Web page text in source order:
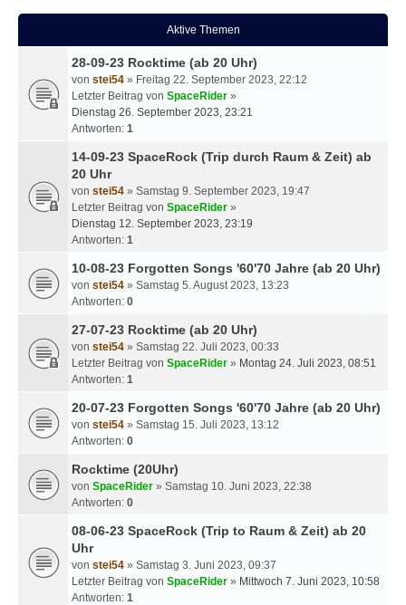
Aktive Themen
28-09-23 Rocktime (ab 20 Uhr)
von stei54 » Freitag 22. September 2023, 22:12
Letzter Beitrag von SpaceRider »
Dienstag 26. September 2023, 23:21
Antworten: 1
14-09-23 SpaceRock (Trip durch Raum & Zeit) ab
20 Uhr
von stei54 » Samstag 9. September 2023, 19:47
Letzter Beitrag von SpaceRider »
Dienstag 12. September 2023, 23:19
Antworten: 1
10-08-23 Forgotten Songs '60'70 Jahre (ab 20 Uhr)
von stei54 » Samstag 5. August 2023, 13:23
Antworten: 0
27-07-23 Rocktime (ab 20 Uhr)
von stei54 » Samstag 22. Juli 2023, 00:33
Letzter Beitrag von SpaceRider » Montag 24. Juli 2023, 08:51
Antworten: 1
20-07-23 Forgotten Songs '60'70 Jahre (ab 20 Uhr)
von stei54 » Samstag 15. Juli 2023, 13:12
Antworten: 0
Rocktime (20Uhr)
von SpaceRider » Samstag 10. Juni 2023, 22:38
Antworten: 0
08-06-23 SpaceRock (Trip to Raum & Zeit) ab 20
Uhr
von stei54 » Samstag 3. Juni 2023, 09:37
Letzter Beitrag von SpaceRider » Mittwoch 7. Juni 2023, 10:58
Antworten: 1